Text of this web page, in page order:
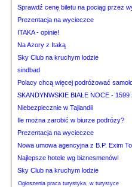
Sprawdź cenę biletu na pociąg przez
Prezentacja na wycieczce
ITAKA - opinie!
Na Azory z Itaką
Sky Club na kruchym lodzie
sindbad
Polacy chcą więcej podróżować
SKANDYNWSKIE BIAŁE NOCE - 1599
Niebezpiecznie w Tajlandii
Ile można zarobić w biurze podrózy?
Prezentacja na wycieczce
Nowa umowa agencyjna z B.P. Exim
Najlepsze hotele wg biznesmenów!
Sky Club na kruchym lodzie
Ogłoszenia praca turystyka, w turystyce